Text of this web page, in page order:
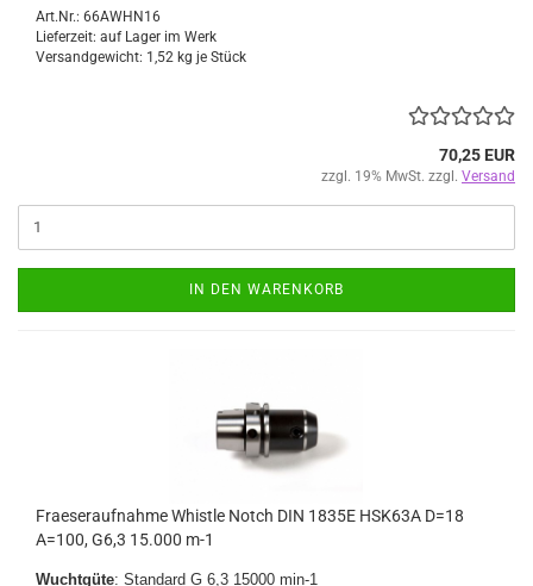
Art.Nr.: 66AWHN16
Lieferzeit: auf Lager im Werk
Versandgewicht: 1,52 kg je Stück
70,25 EUR
zzgl. 19% MwSt. zzgl. Versand
IN DEN WARENKORB
Fraeseraufnahme Whistle Notch DIN 1835E HSK63A D=18
A=100, G6,3 15.000 m-1
Wuchtgüte: Standard G 6,3 15000 min-1